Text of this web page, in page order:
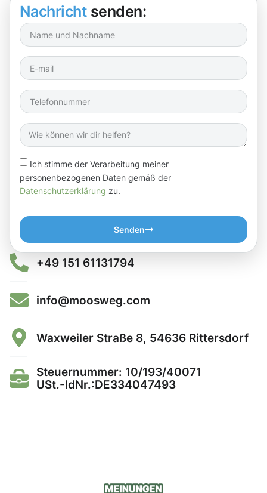
Nachricht senden:
Ich stimme der Verarbeitung meiner
personenbezogenen Daten gemäß der
Datenschutzerklärung zu.
Senden
+49 151 61131794
info@moosweg.com
Waxweiler Straße 8, 54636 Rittersdorf
Steuernummer: 10/193/40071
USt.-IdNr.:DE334047493